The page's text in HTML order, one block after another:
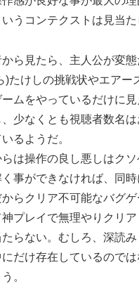
うコンテクストは見当た
ら見たら、主人公が変態
)たけしの挑戦状やエアー
ムをやっているだけに
、少なくとも視聴者数名
るようだ。
らは操作の良し悪しはク
事ができなければ、同
らクリア不可能なバグ
プレイで無理やりクリア
らない。むしろ、深読
だけ存在しているのでは
。